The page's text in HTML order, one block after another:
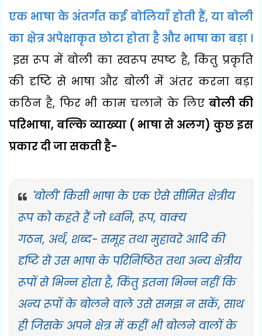
एक भाषा के अंतर्गत कई बोलियाँ होती हैं, या बोली
का क्षेत्र अपेक्षाकृत छोटा होता है और भाषा का बड़ा ।
इस रूप में बोली का स्वरूप स्पष्ट है,किंतु प्रकृति
की दृष्टि से भाषा और बोली में अंतर करना बड़ा
कठिन है, फिर भी काम चलाने के लिए बोली की
परिभाषा, बल्कि व्याख्या ( भाषा से अलग) कुछ इस
प्रकार दी जा सकती है-
'बोली'किसी भाषा के एक ऐसे सीमित क्षेत्रीय
रूप को कहते हैं जो ध्वनि, रूप, वाक्य
गठन, अर्थ, शब्द- समूह तथा मुहावरे आदि की
दृष्टि से उस भाषा के परिनिष्ठित तथा अन्य क्षेत्रीय
रूपों से भिन्न होता है, किंतु इतना भिन्न नहीं कि
अन्य रूपों के बोलने वाले उसे समझ न सकें, साथ
ही जिसके अपने क्षेत्र में कहीं भी बोलने वालों के